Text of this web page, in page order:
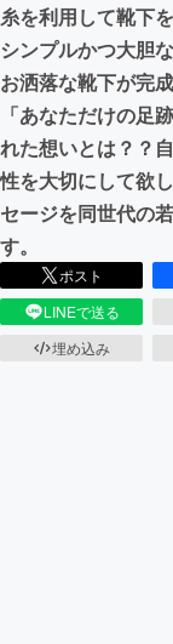
糸を利用して靴下
シンプルかつ大胆
お洒落な靴下が完
「あなただけの足
れた想いとは？？
性を大切にして欲
セージを同世代の
す。
ポスト
LINEで送る
埋め込み